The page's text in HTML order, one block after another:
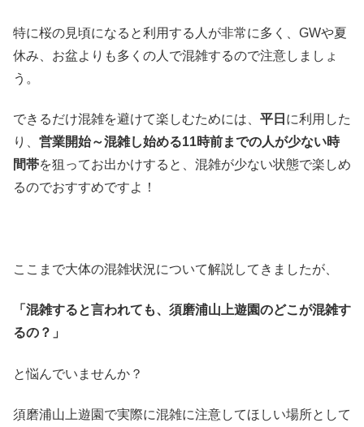
特に桜の見頃になると利用する人が非常に多く、GWや夏
休み、お盆よりも多くの人で混雑するので注意しましょ
う。
できるだけ混雑を避けて楽しむためには、 平日 に利用した
り、 営業開始～混雑し始める11時前までの人が少ない時
間帯を狙ってお出かけすると、混雑が少ない状態で楽しめ
るのでおすすめですよ！
ここまで大体の混雑状況について解説してきましたが、
「混雑すると言われても、須磨浦山上遊園のどこが混雑す
るの？」
と悩んでいませんか？
須磨浦山上遊園で実際に混雑に注意してほしい場所として